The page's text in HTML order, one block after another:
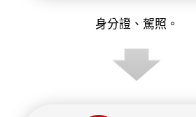
身分證、駕照。